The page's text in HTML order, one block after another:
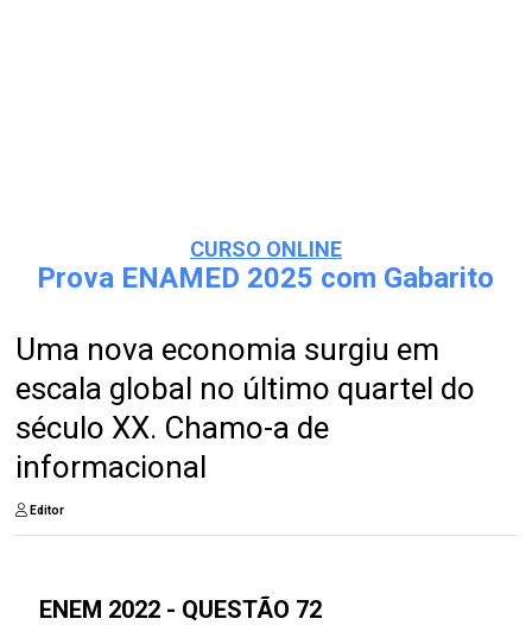
CURSO ONLINE
Prova ENAMED 2025 com Gabarito
Uma nova economia surgiu em
escala global no último quartel do
século XX. Chamo-a de
informacional
Editor
ENEM 2022 - QUESTÃO 72